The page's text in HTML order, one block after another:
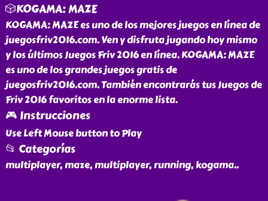
🎲KOGAMA: MAZE
KOGAMA: MAZE es uno de los mejores juegos en línea de
juegosfriv2016.com. Ven y disfruta jugando hoy mismo
y los últimos Juegos Friv 2016 en línea. KOGAMA: MAZE
es uno de los grandes juegos gratis de
juegosfriv2016.com. También encontrarás tus Juegos de
Friv 2016 favoritos en la enorme lista.
🎮 Instrucciones
Use Left Mouse button to Play
📂 Categorías
multiplayer, maze, multiplayer, running, kogama..